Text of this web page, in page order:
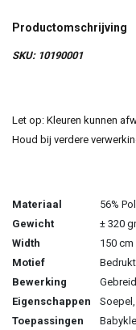
Productomschrijving
SKU: 10190001
Let op: Kleuren kunnen
Houd bij verdere
Materiaal
56%
Gewicht
± 320
Width
150 cm
Motief
Bedrukt
Bewerking
Gebreid
Eigenschappen
Toepassingen